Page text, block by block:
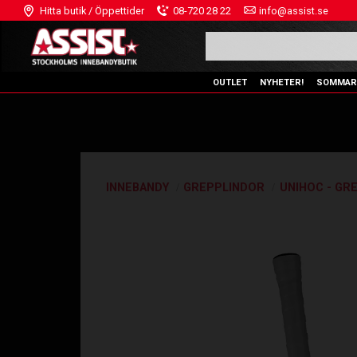
Hitta butik / Öppettider 08-720 28 22 info@assist.se
OUTLET NYHETER!
INNEBANDY GREPPLINDOR UNIHOC -